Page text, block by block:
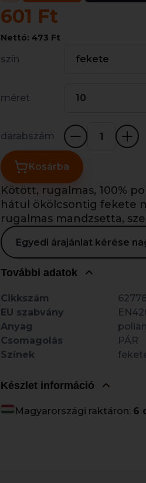
601 Ft
Nettó: 473 Ft
szín fekete
méret 10
darabszám
Kosárba
Kötött, rugalmas, 100%
hátul ökölcsontig fekete
rugalmas mandzsetta,
Egyedi árajánlat kérése
További adatok
Cikkszám
EU szabvány
Anyag
Csomagolás
PÁR
Színek
Készlet információ
Magyarországi raktáron: 6